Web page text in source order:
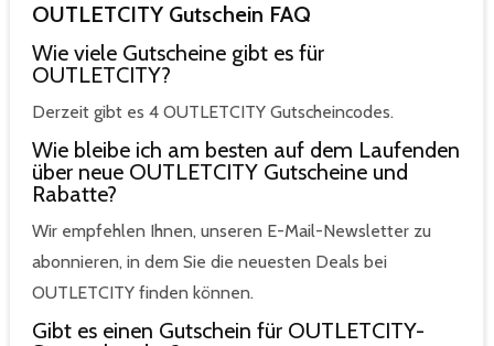
OUTLETCITY Gutschein FAQ
Wie viele Gutscheine gibt es für
OUTLETCITY?
Derzeit gibt es 4 OUTLETCITY Gutscheincodes.
Wie bleibe ich am besten auf dem Laufenden
über neue OUTLETCITY Gutscheine und
Rabatte?
Wir empfehlen Ihnen, unseren E-Mail-Newsletter zu
abonnieren, in dem Sie die neuesten Deals bei
OUTLETCITY finden können.
Gibt es einen Gutschein für OUTLETCITY-